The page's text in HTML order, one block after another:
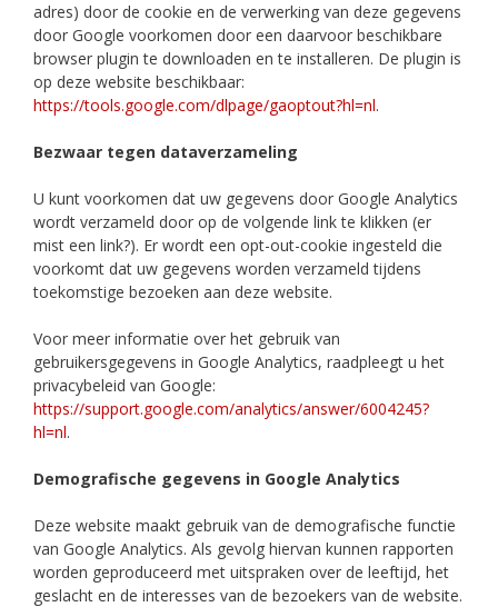
adres) door de cookie en de verwerking van deze gegevens
door Google voorkomen door een daarvoor beschikbare
browser plugin te downloaden en te installeren. De plugin is
op deze website beschikbaar:
https://tools.google.com/dlpage/gaoptout?hl=nl.
Bezwaar tegen dataverzameling
U kunt voorkomen dat uw gegevens door Google Analytics
wordt verzameld door op de volgende link te klikken (er
mist een link?). Er wordt een opt-out-cookie ingesteld die
voorkomt dat uw gegevens worden verzameld tijdens
toekomstige bezoeken aan deze website.
Voor meer informatie over het gebruik van
gebruikersgegevens in Google Analytics, raadpleegt u het
privacybeleid van Google:
https://support.google.com/analytics/answer/6004245?
hl=nl.
Demografische gegevens in Google Analytics
Deze website maakt gebruik van de demografische functie
van Google Analytics. Als gevolg hiervan kunnen rapporten
worden geproduceerd met uitspraken over de leeftijd, het
geslacht en de interesses van de bezoekers van de website.